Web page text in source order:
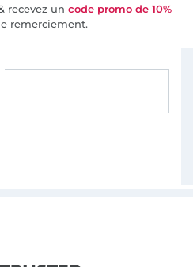
recevez un code promo de 10%
remerciement.